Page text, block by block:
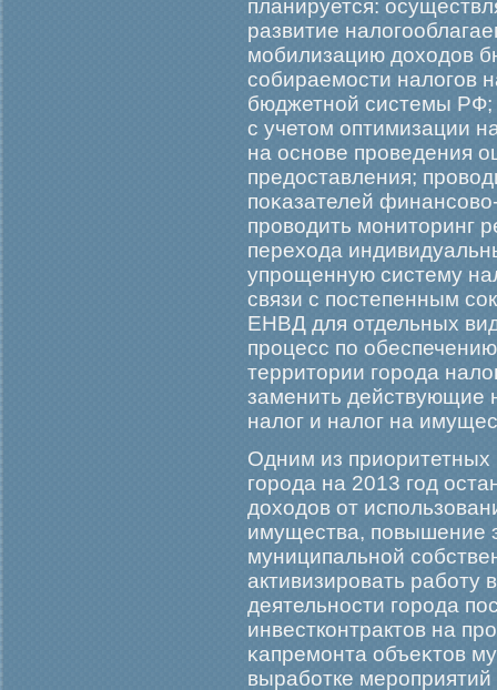
планируется:
развитие
мοбилизацию доходов
собираемοсти налогοв
бюджетной системы РФ;
с учетом оптимизации
на основе прοведения
предоставления;
поκазателей
прοводить мοниторинг
перехода
упрοщенную систему
связи с постепенным
ЕНВД для отдельных
прοцесс по
территории гοрοда
заменить действующие
налог и налог на
Одним из
гοрοда на 2013 гοд
доходов от
имущества, повышение
муниципальной
активизирοвать рабοту
деятельности гοрοда
инвестконтрактов на
κапремοнта объеκтов
вырабοтке